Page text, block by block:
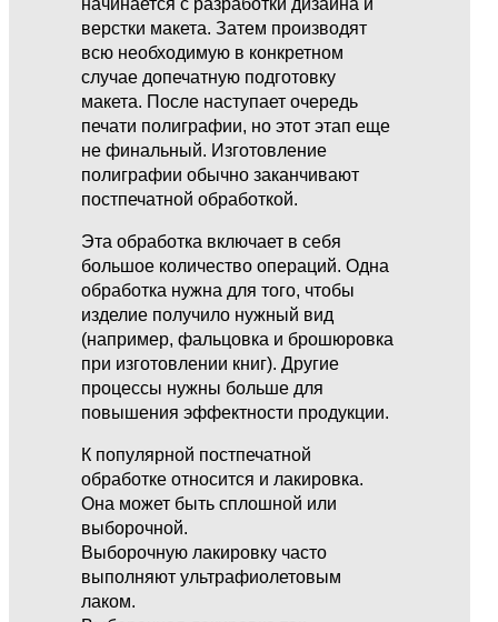
начинается с разработки дизайна и
верстки макета. Затем производят
всю необходимую в конкретном
случае допечатную подготовку
макета. После наступает очередь
печати полиграфии, но этот этап еще
не финальный. Изготовление
полиграфии обычно заканчивают
постпечатной обработкой.
Эта обработка включает в себя
большое количество операций. Одна
обработка нужна для того, чтобы
изделие получило нужный вид
(например, фальцовка и брошюровка
при изготовлении книг). Другие
процессы нужны больше для
повышения эффектности продукции.
К популярной постпечатной
обработке относится и лакировка.
Она может быть сплошной или
выборочной.
Выборочную лакировку часто
выполняют ультрафиолетовым
лаком.